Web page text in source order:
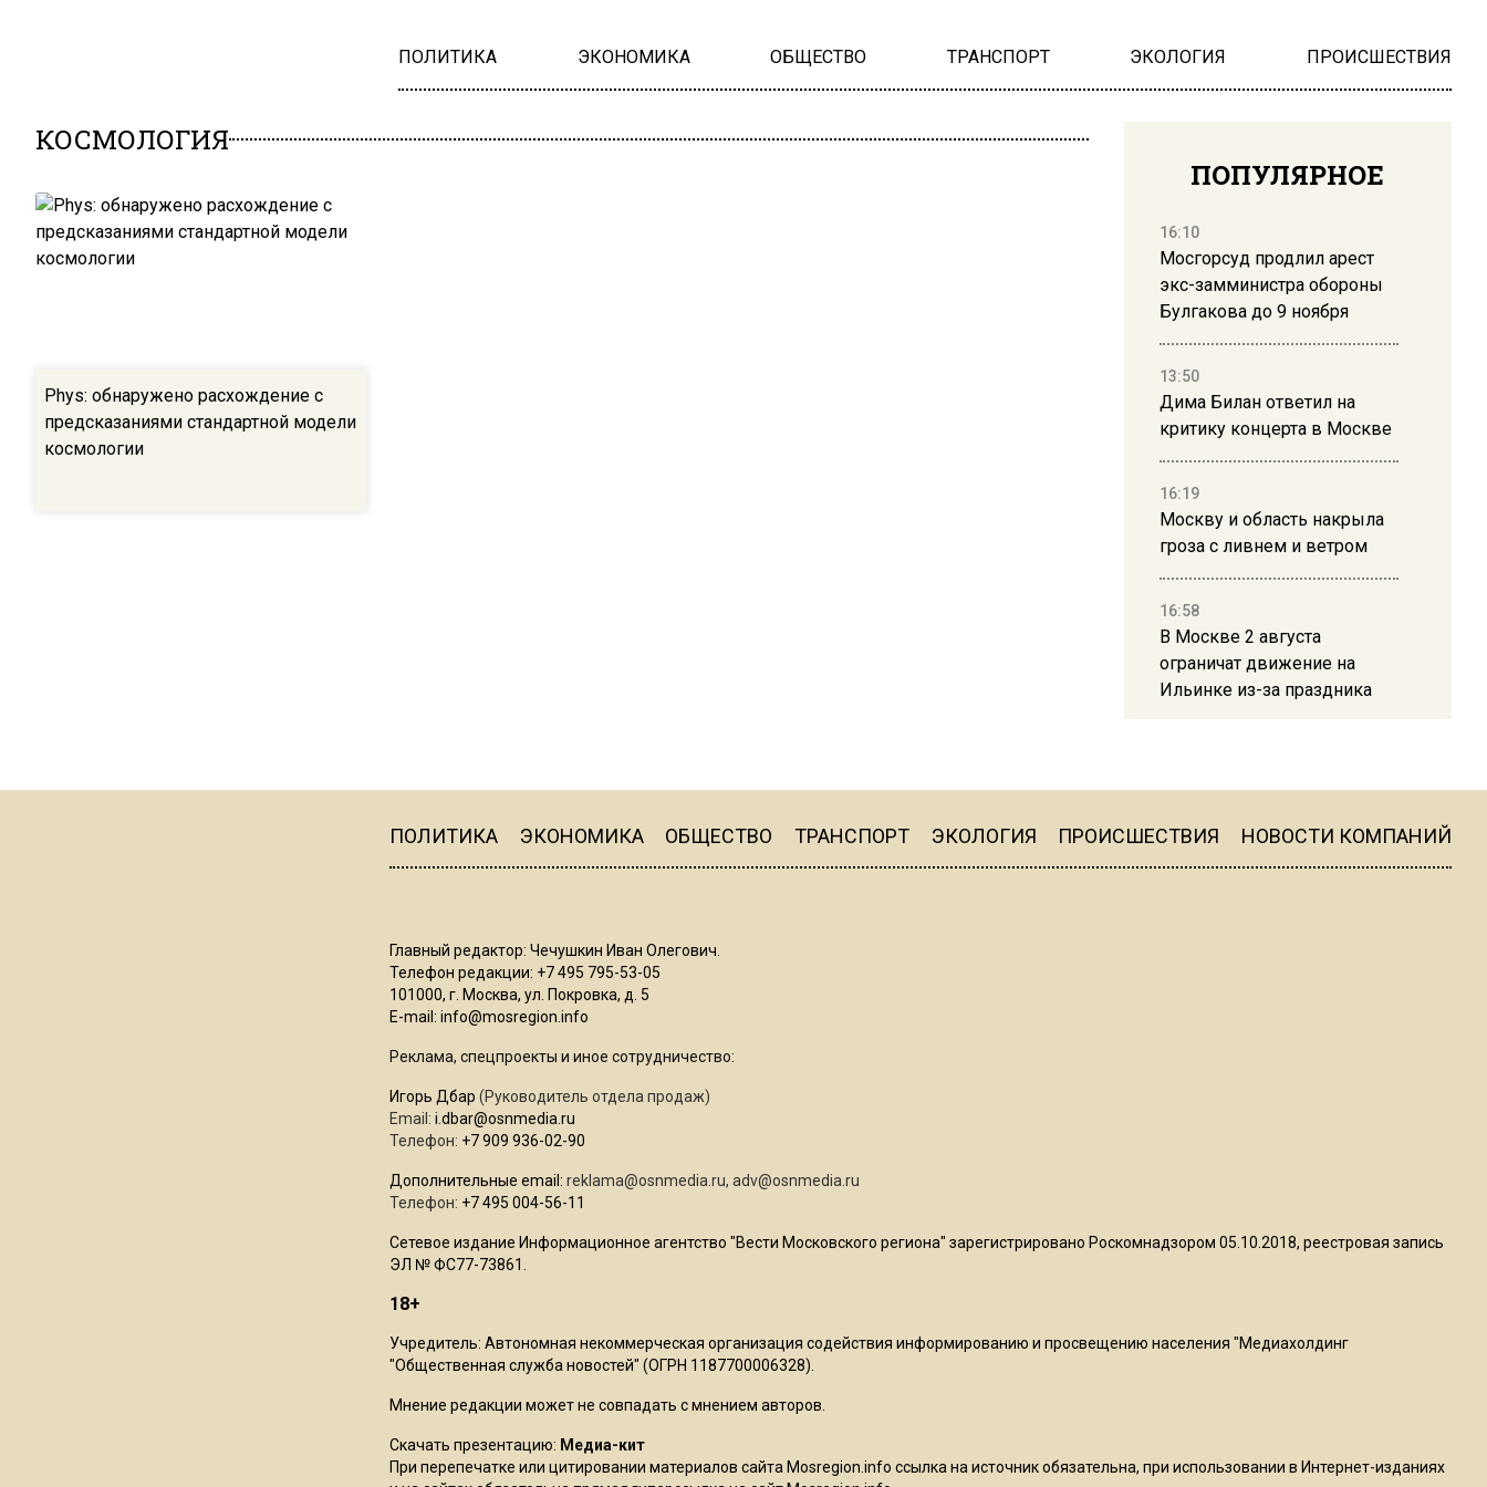
ПОЛИТИКА ЭКОНОМИКА ОБЩЕСТВО ТРАНСПОРТ ЭКОЛОГИЯ ПРОИСШЕСТВИЯ
КОСМОЛОГИЯ
Phys: обнаружено расхождение с
предсказаниями стандартной модели
космологии
ПОПУЛЯРНОЕ
16:10
Мосгорсуд продлил арест
экс-замминистра обороны
Булгакова до 9 ноября
13:50
Дима Билан ответил на
критику концерта в Москве
16:19
Москву и область накрыла
гроза с ливнем и ветром
16:58
В Москве 2 августа
ограничат движение на
Ильинке из-за праздника
Telegram после обвинений
Роман Терюшков назвал
ПОЛИТИКА ЭКОНОМИКА ОБЩЕСТВО ТРАНСПОРТ ЭКОЛОГИЯ ПРОИСШЕСТВИЯ НОВОСТИ КОМПАНИЙ
Главный редактор: Чечушкин Иван Олегович.
Телефон редакции: +7 495 795-53-05
101000, г. Москва, ул. Покровка, д. 5
E-mail: info@mosregion.info
Реклама, спецпроекты и иное сотрудничество:
Игорь Дбар (Руководитель отдела продаж)
Email: i.dbar@osnmedia.ru
Телефон: +7 909 936-02-90
Дополнительные email: reklama@osnmedia.ru, adv@osnmedia.ru
Телефон: +7 495 004-56-11
Сетевое издание Информационное агентство "Вести Московского региона" зарегистрировано Роскомнадзором 05.10.2018, реестровая запись
ЭЛ № ФС77-73861.
18+
Учредитель: Автономная некоммерческая организация содействия информированию и просвещению населения "Медиахолдинг
"Общественная служба новостей" (ОГРН 1187700006328).
Мнение редакции может не совпадать с мнением авторов.
Скачать презентацию: Медиа-кит
При перепечатке или цитировании материалов сайта Mosregion.info ссылка на источник обязательна, при использовании в Интернет-изданиях